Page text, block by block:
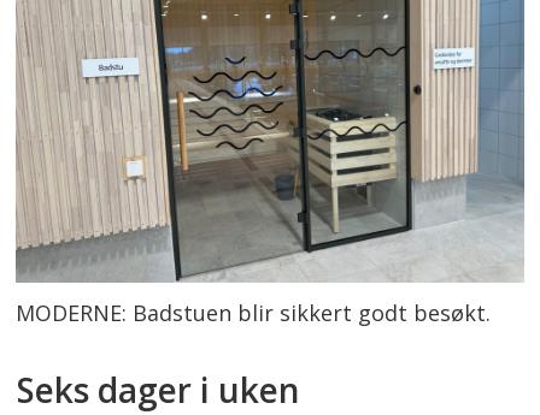
MODERNE: Badstuen blir sikkert godt besøkt.
Seks dager i uken